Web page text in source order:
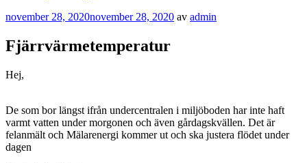
Publicerat
november 28, 2020november 28, 2020 av admin
Fjärrvärmetemperatur
Hej,
De som bor längst ifrån undercentralen i miljöboden har inte haft
varmt vatten under morgonen och även gårdagskvällen. Det är
felanmält och Mälarenergi kommer ut och ska justera flödet under
dagen